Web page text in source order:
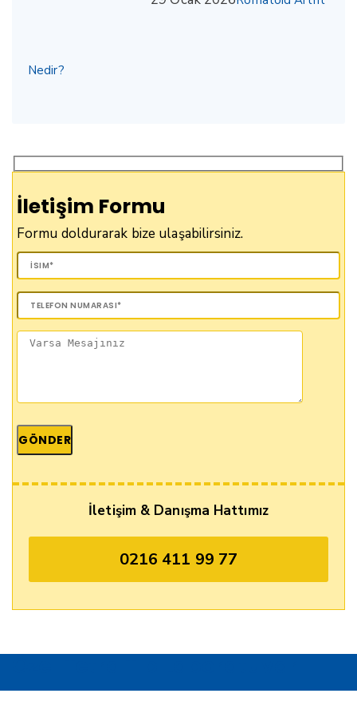
Nedir?
İletişim Formu
Formu doldurarak bize ulaşabilirsiniz.
İletişim & Danışma Hattımız
0216 411 99 77